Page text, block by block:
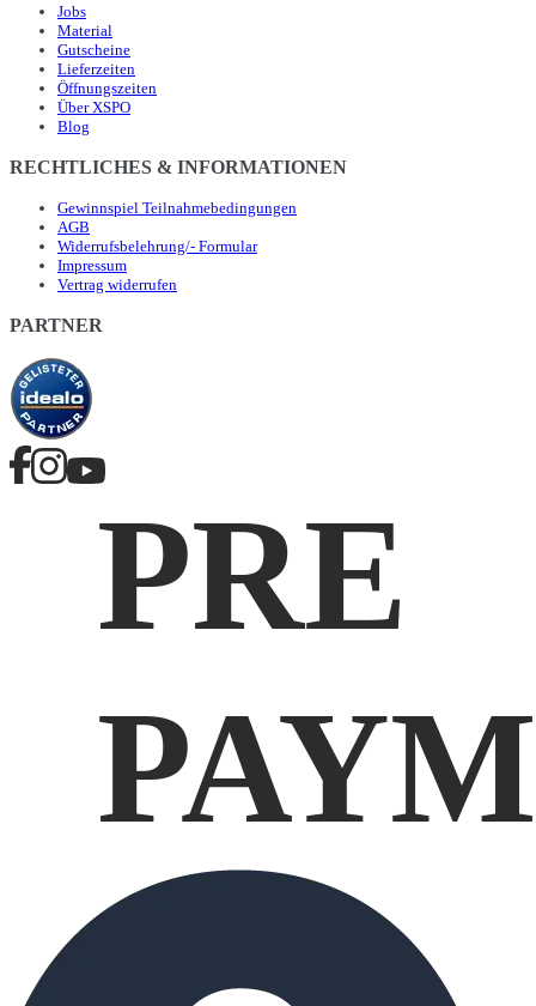
Jobs
Material
Gutscheine
Lieferzeiten
Öffnungszeiten
Über XSPO
Blog
RECHTLICHES & INFORMATIONEN
Gewinnspiel Teilnahmebedingungen
AGB
Widerrufsbelehrung/- Formular
Impressum
Vertrag widerrufen
PARTNER